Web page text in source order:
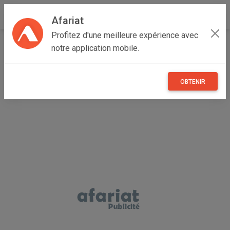
Afariat
Profitez d'une meilleure expérience avec
notre application mobile.
OBTENIR
Accueil Immobilier Cap bon - Sahel
VILLA LEONARD Zone Miramar Hammamet AL2837